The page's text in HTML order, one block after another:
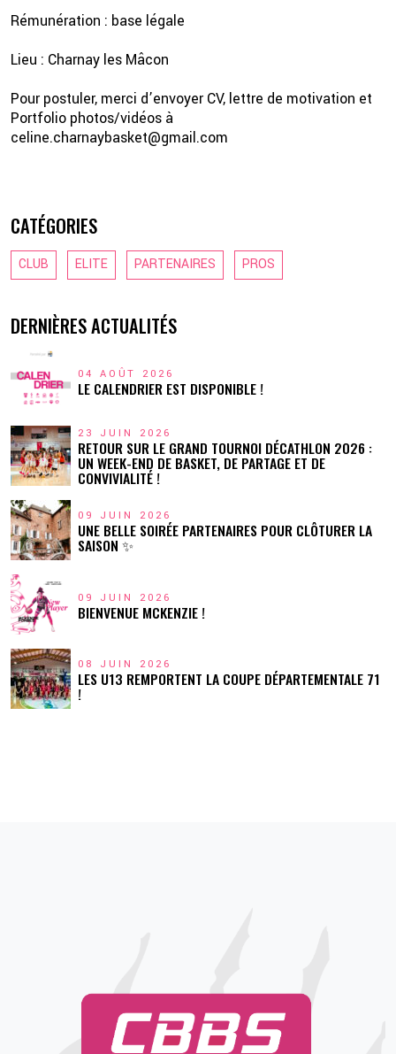
Rémunération : base légale
Lieu : Charnay les Mâcon
Pour postuler, merci d’envoyer CV, lettre de motivation et
Portfolio photos/vidéos à
celine.charnaybasket@gmail.com
CATÉGORIES
CLUB ELITE PARTENAIRES PROS
DERNIÈRES ACTUALITÉS
04 AOÛT 2026
LE CALENDRIER EST DISPONIBLE !
23 JUIN 2026
RETOUR SUR LE GRAND TOURNOI DÉCATHLON 2026 :
UN WEEK-END DE BASKET, DE PARTAGE ET DE
CONVIVIALITÉ !
09 JUIN 2026
UNE BELLE SOIRÉE PARTENAIRES POUR CLÔTURER LA
SAISON ✨
09 JUIN 2026
BIENVENUE MCKENZIE !
08 JUIN 2026
LES U13 REMPORTENT LA COUPE DÉPARTEMENTALE 71
!